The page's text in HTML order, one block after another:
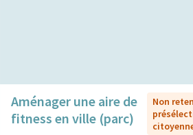
Aménager une aire de
fitness en ville (parc)
Non